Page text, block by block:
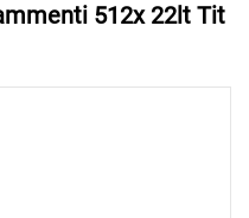
512x 22lt Tit